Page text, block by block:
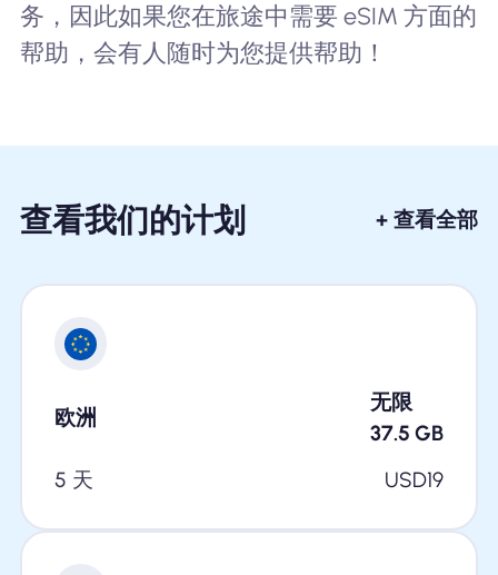
务，因此如果您在旅途中需要 eSIM 方面的
帮助，会有人随时为您提供帮助！
查看我们的计划 + 查看全部
欧洲
无限
37.5 GB
5 天
USD19